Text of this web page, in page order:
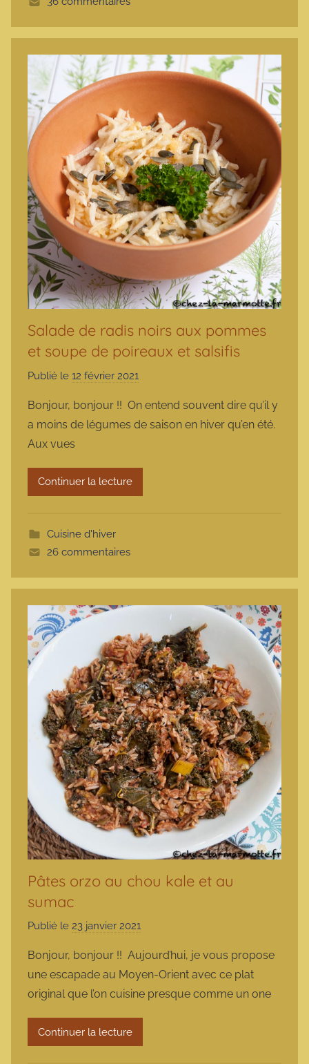
Salade de radis noirs aux pommes
et soupe de poireaux et salsifis
Publié le 12 février 2021
r
m
r
Bonjour, bonjour !! On entend souvent dire qu’il y
a moins de légumes de saison en hiver qu’en été.
Aux vues
Continuer la lecture
Cuisine d'hiver
26 commentaires
Pâtes orzo au chou kale et au
sumac
Publié le 23 janvier 2021
r
m
a
r
Bonjour, bonjour !! Aujourd’hui, je vous propose
une escapade au Moyen-Orient avec ce plat
original que l’on cuisine presque comme un one
Continuer la lecture